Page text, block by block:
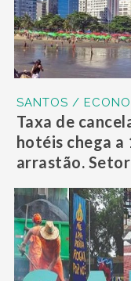
SANTOS /
Taxa de
hotéis chega a
arrastão.